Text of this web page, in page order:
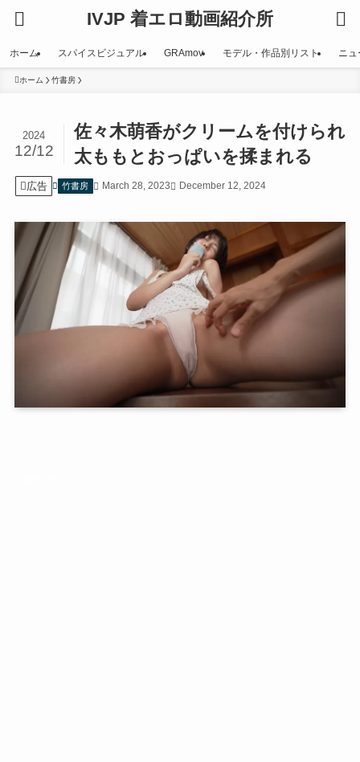
IVJP 着エロ動画紹介所
ホーム スパイスビジュアル GRAmov モデル・作品別リスト ニュ
ホーム 竹書房
佐々木萌香がクリームを付けられ
太ももとおっぱいを揉まれる
2024
12/12
広告 竹書房 March 28, 2023 December 12, 2024